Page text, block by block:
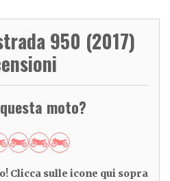
950 (2017)
moto?
Clicca sulle icone qui sopra